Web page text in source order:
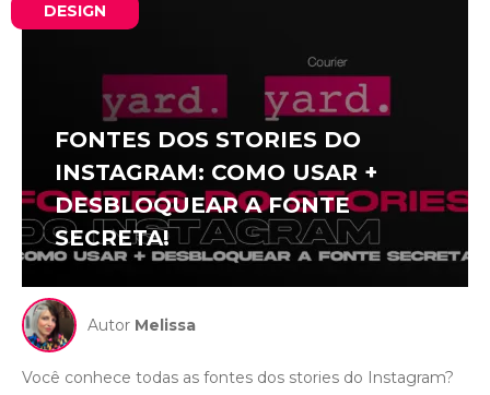
DESIGN
FONTES DOS STORIES DO
INSTAGRAM: COMO USAR +
DESBLOQUEAR A FONTE
SECRETA!
Autor Melissa
Você conhece todas as fontes dos stories do Instagram?